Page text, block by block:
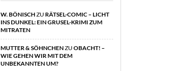
W. BÖNISCHZU RÄTSEL-COMIC – LICHT
INS DUNKEL: EIN GRUSEL-KRIMI ZUM
MITRATEN
MUTTER & SÖHNCHENZU OBACHT! –
WIE GEHEN WIR MIT DEM
UNBEKANNTEN UM?